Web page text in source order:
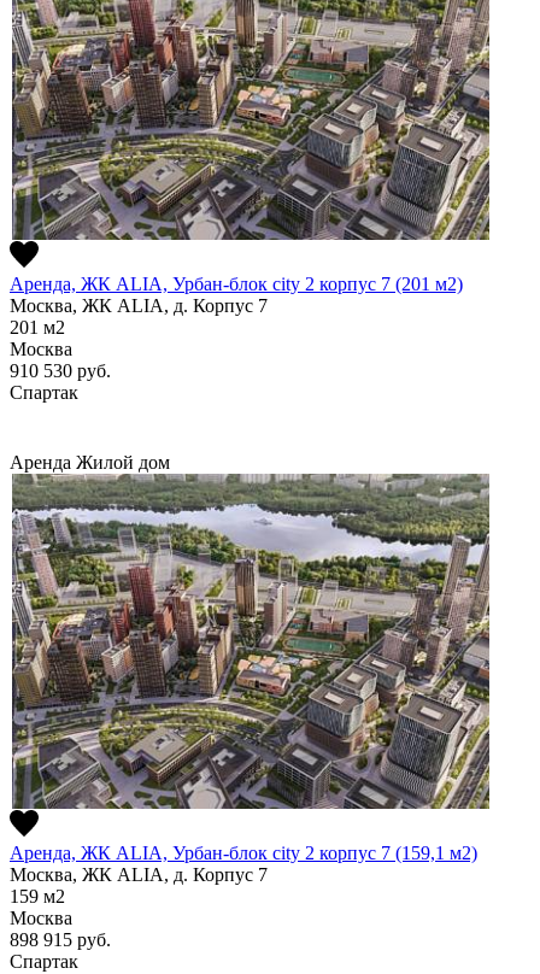
Аренда, ЖК ALIA, Урбан-блок city 2 корпус 7 (201 м2)
Москва, ЖК ALIA, д. Корпус 7
201 м2
Москва
910 530 руб.
Спартак
Аренда Жилой дом
Аренда, ЖК ALIA, Урбан-блок city 2 корпус 7 (159,1 м2)
Москва, ЖК ALIA, д. Корпус 7
159 м2
Москва
898 915 руб.
Спартак